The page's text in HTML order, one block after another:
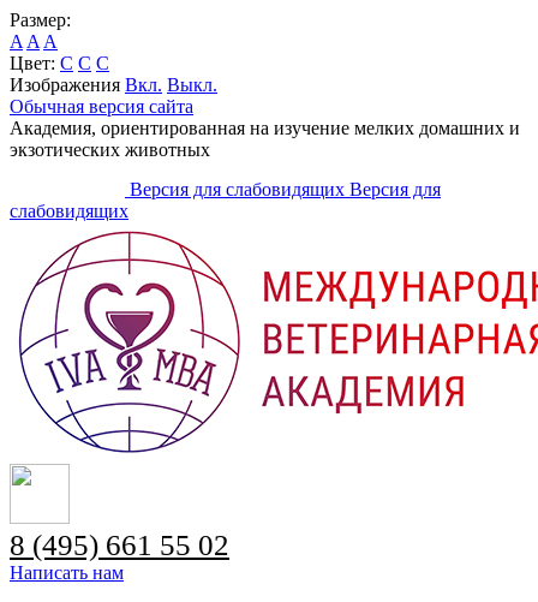
Размер:
A A A
Цвет: C C C
Изображения Вкл. Выкл.
Обычная версия сайта
Академия, ориентированная на изучение мелких домашних и
экзотических животных
Версия для слабовидящих Версия для
слабовидящих
8 (495) 661 55 02
Написать нам